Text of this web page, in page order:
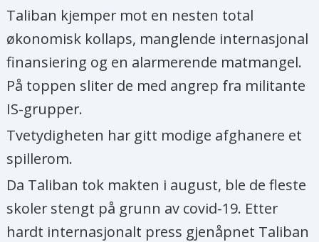
Taliban kjemper mot en nesten total
økonomisk kollaps, manglende internasjonal
finansiering og en alarmerende matmangel.
På toppen sliter de med angrep fra militante
IS-grupper.
Tvetydigheten har gitt modige afghanere et
spillerom.
Da Taliban tok makten i august, ble de fleste
skoler stengt på grunn av covid-19. Etter
hardt internasjonalt press gjenåpnet Taliban